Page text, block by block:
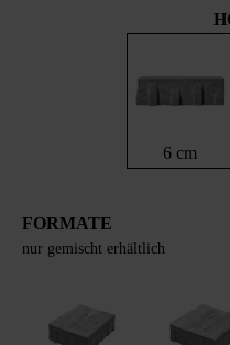
6 cm
FORMATE
nur gemischt erhältlich